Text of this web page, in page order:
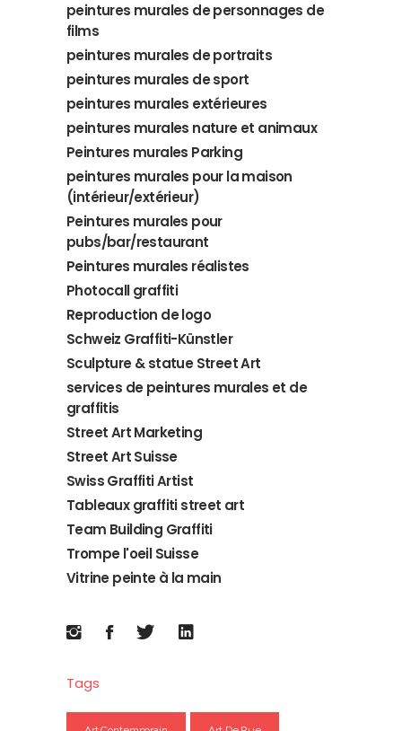
peintures murales de personnages de
films
peintures murales de portraits
peintures murales de sport
peintures murales extérieures
peintures murales nature et animaux
Peintures murales Parking
peintures murales pour la maison
(intérieur/extérieur)
Peintures murales pour
pubs/bar/restaurant
Peintures murales réalistes
Photocall graffiti
Reproduction de logo
Schweiz Graffiti-Künstler
Sculpture & statue Street Art
services de peintures murales et de
graffitis
Street Art Marketing
Street Art Suisse
Swiss Graffiti Artist
Tableaux graffiti street art
Team Building Graffiti
Trompe l'oeil Suisse
Vitrine peinte à la main
Tags